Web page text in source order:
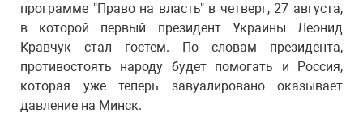
программе "Право на власть" в четверг, 27 августа,
в которой первый президент Украины Леонид
Кравчук стал гостем. По словам президента,
противостоять народу будет помогать и Россия,
которая уже теперь завуалировано оказывает
давление на Минск.